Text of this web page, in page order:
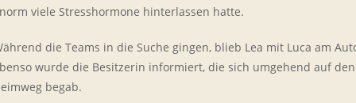
viele Stresshormone hinterlassen hatte.
die Teams in die Suche gingen, blieb Lea mit Luca am
wurde die Besitzerin informiert, die sich umgehend auf den
begab.